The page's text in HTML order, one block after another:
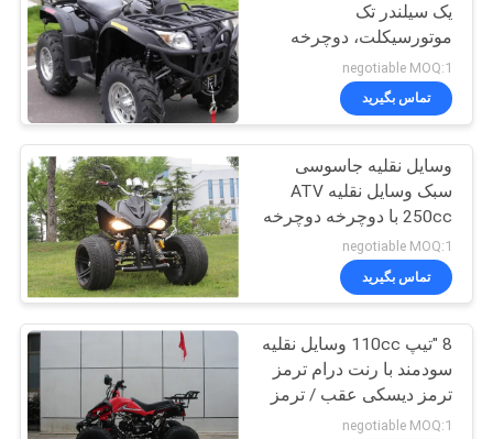
یک سیلندر تک
موتورسیکلت، دوچرخه
سواری 500cc با هواپیما
negotiable MOQ:1
تماس بگیرید
وسایل نقلیه جاسوسی
سبک وسایل نقلیه ATV
250cc با دوچرخه دوچرخه
سواری با آب آشامیدنی
negotiable MOQ:1
تماس بگیرید
8 "تیپ 110cc وسایل نقلیه
سودمند با رنت درام ترمز
ترمز دیسکی عقب / ترمز
پا
negotiable MOQ:1